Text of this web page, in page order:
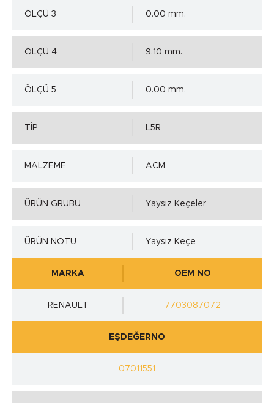
ÖLÇÜ 3 0.00 mm.
ÖLÇÜ 4 9.10 mm.
ÖLÇÜ 5 0.00 mm.
TİP L5R
MALZEME ACM
ÜRÜN GRUBU Yaysız Keçeler
ÜRÜN NOTU Yaysız Keçe
MARKA OEM NO
RENAULT 7703087072
EŞDEĞERNO
07011551